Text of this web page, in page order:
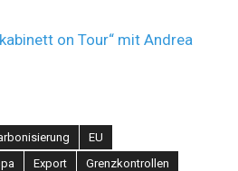
on Tour“ mit Andrea
EU
Export
Grenzkontrollen